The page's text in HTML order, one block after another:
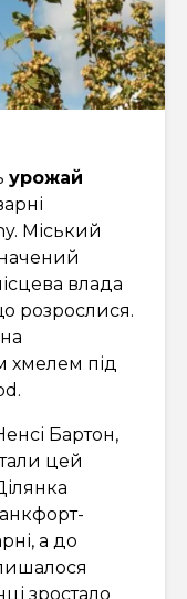
урожай
Міський
влада
розрослися.
хмелем під
Бартон,
цей
а до
зростало